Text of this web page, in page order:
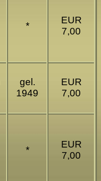
*
EUR
7,00
gel.
1949
EUR
7,00
*
EUR
7,00